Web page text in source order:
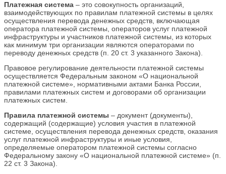
Платежная система – это совокупность организаций,
взаимодействующих по правилам платежной системы в целях
осуществления перевода денежных средств, включающая
оператора платежной системы, операторов услуг платежной
инфраструктуры и участников платежной системы, из которых
как минимум три организации являются операторами по
переводу денежных средств (п. 20 ст. 3 указанного Закона).
Правовое регулирование деятельности платежной системы
осуществляется Федеральным законом «О национальной
платежной системе», нормативными актами Банка России,
правилами платежных систем и договорами об организации
платежных систем.
Правила платежной системы – документ (документы),
содержащий (содержащие) условия участия в платежной
системе, осуществления перевода денежных средств, оказания
услуг платежной инфраструктуры и иные условия,
определяемые оператором платежной системы согласно
Федеральному закону «О национальной платежной системе» (п.
22 ст. 3 Закона).